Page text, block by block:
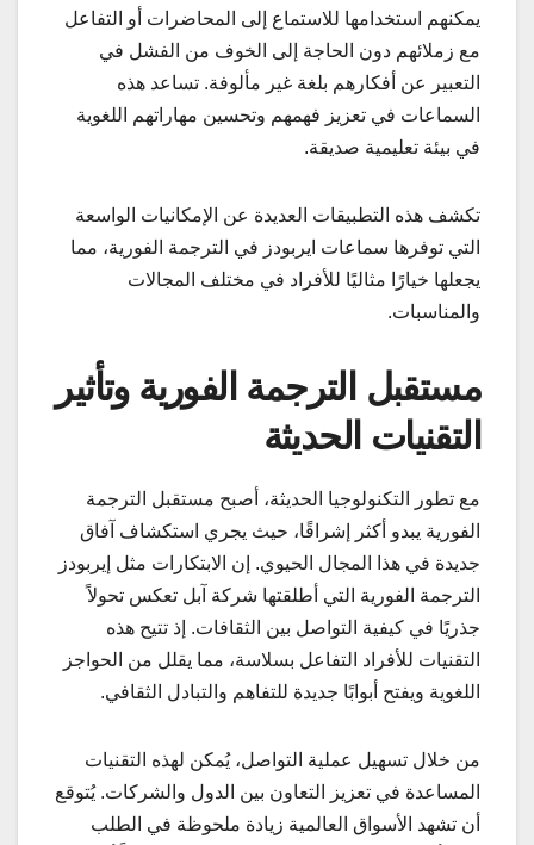
يمكنهم استخدامها للاستماع إلى المحاضرات أو التفاعل
مع زملائهم دون الحاجة إلى الخوف من الفشل في
التعبير عن أفكارهم بلغة غير مألوفة. تساعد هذه
السماعات في تعزيز فهمهم وتحسين مهاراتهم اللغوية
في بيئة تعليمية صديقة.
تكشف هذه التطبيقات العديدة عن الإمكانيات الواسعة
التي توفرها سماعات ايربودز في الترجمة الفورية، مما
يجعلها خيارًا مثاليًا للأفراد في مختلف المجالات
والمناسبات.
مستقبل الترجمة الفورية وتأثير
التقنيات الحديثة
مع تطور التكنولوجيا الحديثة، أصبح مستقبل الترجمة
الفورية يبدو أكثر إشراقًا، حيث يجري استكشاف آفاق
جديدة في هذا المجال الحيوي. إن الابتكارات مثل إيربودز
الترجمة الفورية التي أطلقتها شركة آبل تعكس تحولاً
جذريًا في كيفية التواصل بين الثقافات. إذ تتيح هذه
التقنيات للأفراد التفاعل بسلاسة، مما يقلل من الحواجز
اللغوية ويفتح أبوابًا جديدة للتفاهم والتبادل الثقافي.
من خلال تسهيل عملية التواصل، يُمكن لهذه التقنيات
المساعدة في تعزيز التعاون بين الدول والشركات. يُتوقع
أن تشهد الأسواق العالمية زيادة ملحوظة في الطلب